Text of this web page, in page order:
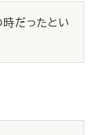
時だったとい